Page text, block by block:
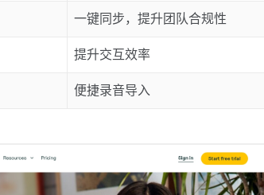
一键同步，提升团队合规性
提升交互效率
便捷录音导入